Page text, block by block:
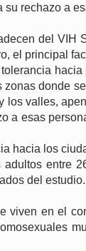
su rechazo a
del VIH
el principal
donde
los valles,
a esas
hacia los
entre
del estudio.
viven en el